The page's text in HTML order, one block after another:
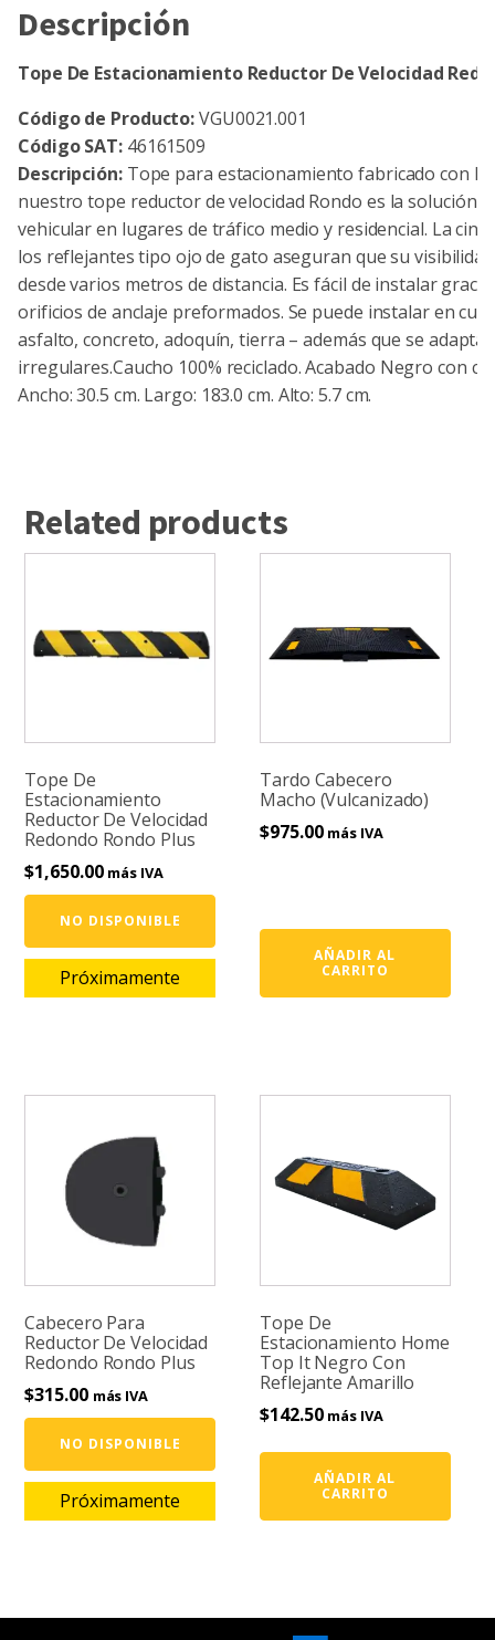
Descripción
Tope De Estacionamiento Reductor De Velocidad
Código de Producto:VGU0021.001
Código SAT:46161509
Descripción:Tope para estacionamiento fabricado con
nuestro tope reductor de velocidad Rondo es la solución
vehicular en lugares de tráfico medio y residencial. La
los reflejantes tipo ojo de gato aseguran que su
desde varios metros de distancia. Es fácil de instalar
orificios de anclaje preformados. Se puede instalar en
asfalto, concreto, adoquín, tierra – además que se
irregulares.Caucho 100% reciclado. Acabado Negro con
Ancho: 30.5 cm. Largo: 183.0 cm. Alto: 5.7 cm.
Related products
Tope De
Estacionamiento
Reductor De Velocidad
Redondo Rondo Plus
$1,650.00 más IVA
NO DISPONIBLE
Próximamente
Tardo Cabecero
Macho (Vulcanizado)
$975.00 más IVA
AÑADIR AL
CARRITO
Cabecero Para
Reductor De Velocidad
Redondo Rondo Plus
$315.00 más IVA
NO DISPONIBLE
Próximamente
Tope De
Estacionamiento Home
Top It Negro Con
Reflejante Amarillo
$142.50 más IVA
AÑADIR AL
CARRITO